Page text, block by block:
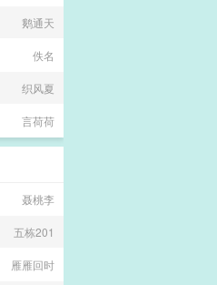
鹅通天
佚名
织风夏
言荷荷
聂桃李
五栋201
雁雁回时